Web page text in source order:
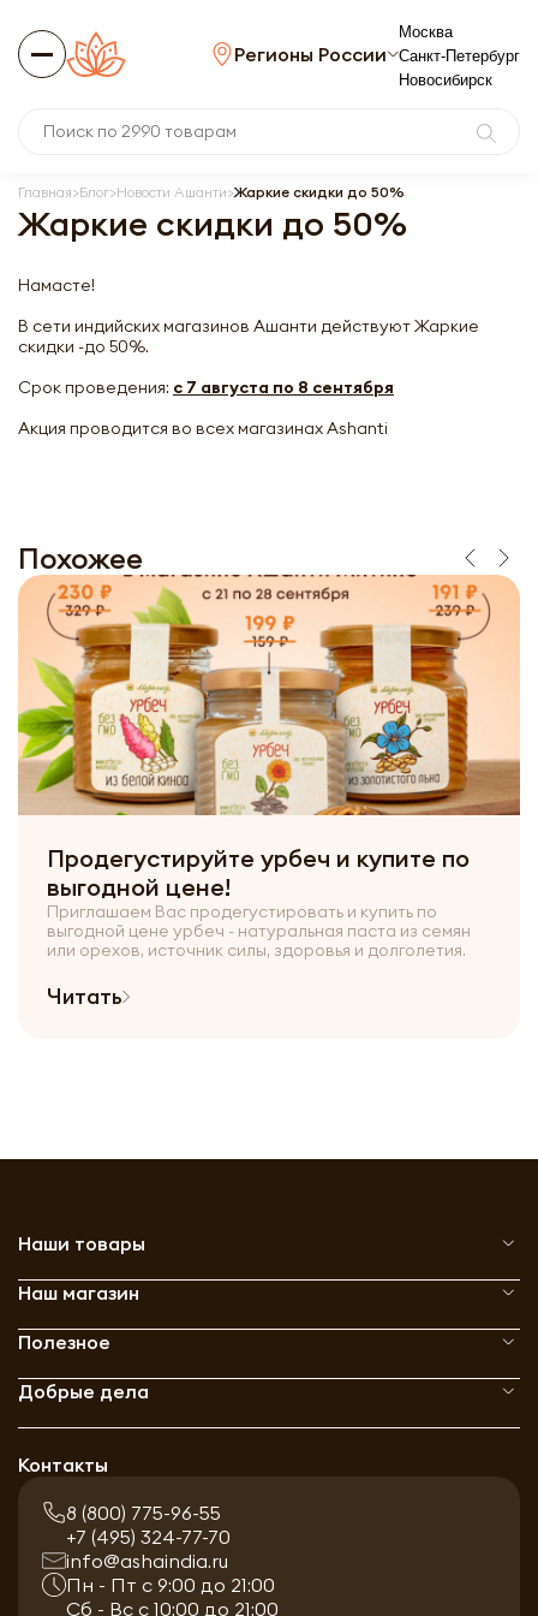
Регионы России
Москва
Санкт-Петербург
Новосибирск
Главная Блог Новости Ашанти Жаркие скидки до 50%
Жаркие скидки до 50%
Намасте!
В сети индийских магазинов Ашанти действуют Жаркие
скидки -до 50%.
Срок проведения: с 7 августа по 8 сентября
Акция проводится во всех магазинах Ashanti
Похожее
Продегустируйте урбеч и купите по
выгодной цене!
Приглашаем Вас продегустировать и купить по
выгодной цене урбеч - натуральная паста из семян
или орехов, источник силы, здоровья и долголетия.
Читать
Наши товары
Наш магазин
Полезное
Добрые дела
Контакты
8 (800) 775-96-55
+7 (495) 324-77-70
info@ashaindia.ru
Пн - Пт с 9:00 до 21:00
Сб - Вс с 10:00 до 21:00